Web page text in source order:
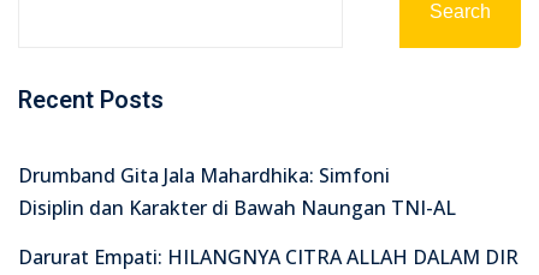
Search
Recent Posts
Drumband Gita Jala Mahardhika: Simfoni
Disiplin dan Karakter di Bawah Naungan TNI-AL
Darurat Empati: HILANGNYA CITRA ALLAH DALAM DIR